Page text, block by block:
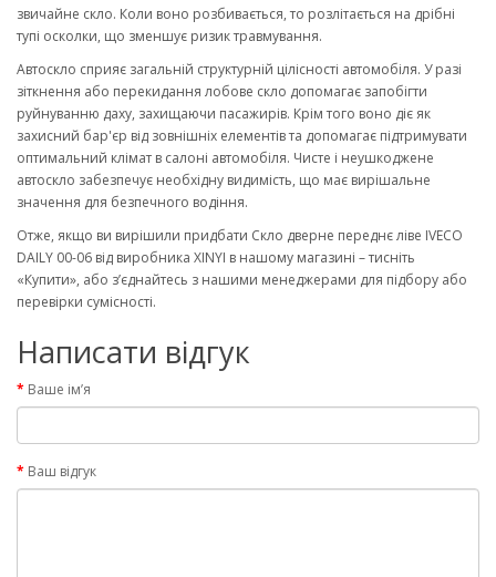
звичайне скло. Коли воно розбивається, то розлітається на дрібні
тупі осколки, що зменшує ризик травмування.
Автоскло сприяє загальній структурній цілісності автомобіля. У разі
зіткнення або перекидання лобове скло допомагає запобігти
руйнуванню даху, захищаючи пасажирів. Крім того воно діє як
захисний бар'єр від зовнішніх елементів та допомагає підтримувати
оптимальний клімат в салоні автомобіля. Чисте і неушкоджене
автоскло забезпечує необхідну видимість, що має вирішальне
значення для безпечного водіння.
Отже, якщо ви вирішили придбати Скло дверне переднє ліве IVECO
DAILY 00-06 від виробника XINYI в нашому магазині – тисніть
«Купити», або з’єднайтесь з нашими менеджерами для підбору або
перевірки сумісності.
Написати відгук
Ваше ім’я
Ваш відгук